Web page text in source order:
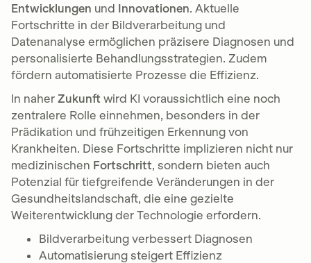
Entwicklungen und Innovationen. Aktuelle
Fortschritte in der Bildverarbeitung und
Datenanalyse ermöglichen präzisere Diagnosen und
personalisierte Behandlungsstrategien. Zudem
fördern automatisierte Prozesse die Effizienz.
In naher Zukunft wird KI voraussichtlich eine noch
zentralere Rolle einnehmen, besonders in der
Prädikation und frühzeitigen Erkennung von
Krankheiten. Diese Fortschritte implizieren nicht nur
medizinischen Fortschritt, sondern bieten auch
Potenzial für tiefgreifende Veränderungen in der
Gesundheitslandschaft, die eine gezielte
Weiterentwicklung der Technologie erfordern.
Bildverarbeitung verbessert Diagnosen
Automatisierung steigert Effizienz